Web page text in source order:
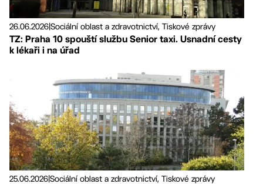
26.06.2026Sociální oblast a zdravotnictví, Tiskové zprávy
TZ: Praha 10 spouští službu Senior taxi. Usnadní cesty
k lékaři i na úřad
25.06.2026Sociální oblast a zdravotnictví, Tiskové zprávy